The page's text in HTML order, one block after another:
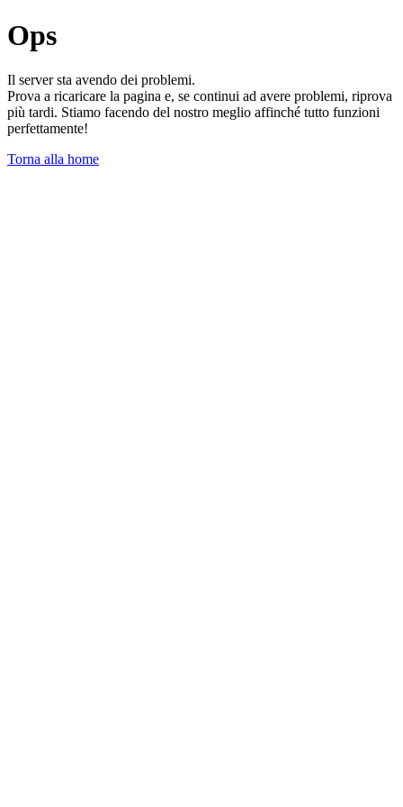
Ops
Il server sta avendo dei problemi.
Prova a ricaricare la pagina e, se continui ad avere problemi, riprova
più tardi. Stiamo facendo del nostro meglio affinché tutto funzioni
perfettamente!
Torna alla home